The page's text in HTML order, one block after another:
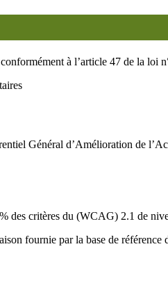
à l’article 47 de la loi
Général d’Amélioration de
des critères du (WCAG) 2.1 de
fournie par la base de